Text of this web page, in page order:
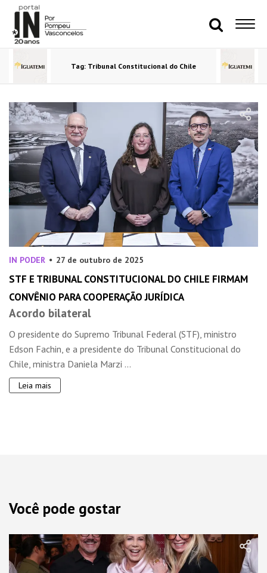
Tag: Tribunal Constitucional do Chile
IN PODER 27 de outubro de 2025
STF E TRIBUNAL CONSTITUCIONAL DO CHILE FIRMAM
CONVÊNIO PARA COOPERAÇÃO JURÍDICA
Acordo bilateral
O presidente do Supremo Tribunal Federal (STF), ministro
Edson Fachin, e a presidente do Tribunal Constitucional do
Chile, ministra Daniela Marzi ...
Leia mais
Você pode gostar